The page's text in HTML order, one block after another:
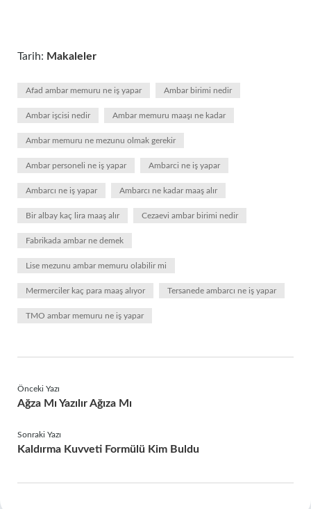
Tarih: Makaleler
Afad ambar memuru ne iş yapar Ambar birimi nedir
Ambar işcisi nedir Ambar memuru maaşı ne kadar
Ambar memuru ne mezunu olmak gerekir
Ambar personeli ne iş yapar Ambarci ne iş yapar
Ambarcı ne iş yapar Ambarcı ne kadar maaş alır
Bir albay kaç lira maaş alır Cezaevi ambar birimi nedir
Fabrikada ambar ne demek
Lise mezunu ambar memuru olabilir mi
Mermerciler kaç para maaş alıyor Tersanede ambarcı ne iş yapar
TMO ambar memuru ne iş yapar
Önceki Yazı
Ağza Mı Yazılır Ağıza Mı
Sonraki Yazı
Kaldırma Kuvveti Formülü Kim Buldu